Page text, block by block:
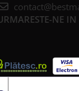
NE